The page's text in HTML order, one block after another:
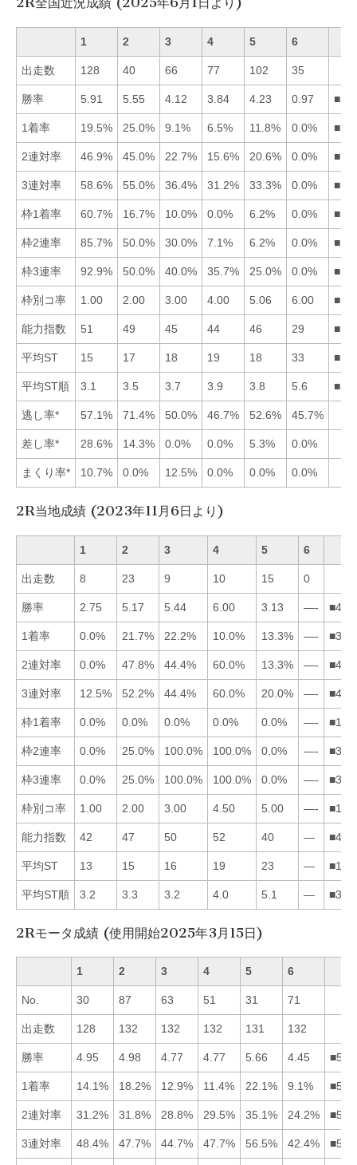
1 2 3 4 5 6
出走数 128 40 66 77 102 35
勝率 5.91 5.55 4.12 3.84 4.23 0.97
1着率 19.5% 25.0% 9.1% 6.5% 11.8% 0.0%
2連対率 46.9% 45.0% 22.7% 15.6% 20.6% 0.0%
3連対率 58.6% 55.0% 36.4% 31.2% 33.3% 0.0%
枠1着率 60.7% 16.7% 10.0% 0.0% 6.2% 0.0%
枠2連率 85.7% 50.0% 30.0% 7.1% 6.2% 0.0%
枠3連率 92.9% 50.0% 40.0% 35.7% 25.0% 0.0%
枠別コ率 1.00 2.00 3.00 4.00 5.06 6.00
能力指数 51 49 45 44 46 29
平均ST 15 17 18 19 18 33
平均ST順 3.1 3.5 3.7 3.9 3.8 5.6
逃し率* 57.1% 71.4% 50.0% 46.7% 52.6% 45.7%
差し率* 28.6% 14.3% 0.0% 0.0% 5.3% 0.0%
まくり率* 10.7% 0.0% 12.5% 0.0% 0.0% 0.0%
2R当地成績 (2023年11月6日より)
1 2 3 4 5 6
出走数 8 23 9 10 15 0
勝率 2.75 5.17 5.44 6.00 3.13 —-
1着率 0.0% 21.7% 22.2% 10.0% 13.3% —-
2連対率 0.0% 47.8% 44.4% 60.0% 13.3% —-
3連対率 12.5% 52.2% 44.4% 60.0% 20.0% —-
枠1着率 0.0% 0.0% 0.0% 0.0% 0.0% —-
枠2連率 0.0% 25.0% 100.0% 100.0% 0.0% —-
枠3連率 0.0% 25.0% 100.0% 100.0% 0.0% —-
枠別コ率 1.00 2.00 3.00 4.50 5.00 —-
能力指数 42 47 50 52 40 —
平均ST 13 15 16 19 23 —
平均ST順 3.2 3.3 3.2 4.0 5.1 —
2Rモータ成績 (使用開始2025年3月15日)
1 2 3 4 5 6
No. 30 87 63 51 31 71
出走数 128 132 132 132 131 132
勝率 4.95 4.98 4.77 4.77 5.66 4.45
1着率 14.1% 18.2% 12.9% 11.4% 22.1% 9.1%
2連対率 31.2% 31.8% 28.8% 29.5% 35.1% 24.2%
3連対率 48.4% 47.7% 44.7% 47.7% 56.5% 42.4%